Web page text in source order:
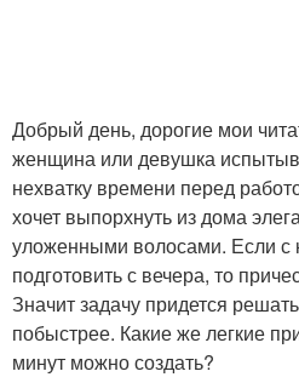
Добрый день, дорогие мои
женщина или девушка
нехватку времени перед
хочет выпорхнуть из дома
уложенными волосами. Если
подготовить с вечера, то
Значит задачу придется
побыстрее. Какие же легкие
минут можно создать?